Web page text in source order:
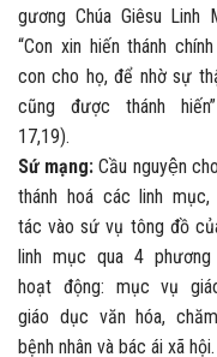
gương Chúa Giêsu Linh
“Con xin hiến thánh
con cho họ, để nhờ sự
cũng được thánh
17,19).
Sứ mạng: Cầu nguyện
thánh hoá các linh mục,
tác vào sứ vụ tông đồ
linh mục qua 4
hoạt động: mục vụ
giáo dục văn hóa,
bệnh nhân và bác ái xã hội.